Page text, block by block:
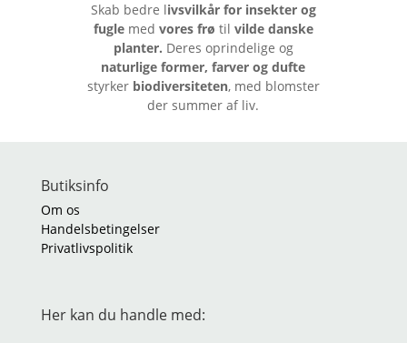
Skab bedre livsvilkår for insekter og
fuglemed vores frø til vilde danske
planter. Deres oprindelige og
naturlige former, farver og dufte
styrker biodiversiteten, med blomster
der summer af liv.
Butiksinfo
Om os
Handelsbetingelser
Privatlivspolitik
Her kan du handle med: